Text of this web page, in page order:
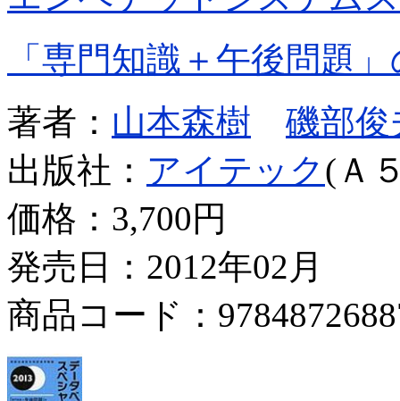
「専門知識＋午後問題
著者： 山本森樹
磯部俊
出版社： アイテック(Ａ
価格： 3,700円
発売日：2012年02月
商品コード：